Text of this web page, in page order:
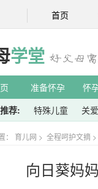
首页
学堂
准备怀孕 怀
荐:
特殊儿童 关
： 育儿网 > 全程呵护文摘 >
向日葵妈